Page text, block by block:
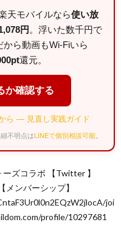
天モバイルなら使い放
円 。浮いた数千円で
ら動画もWi-Fiいら
還元。
か確認する
ら — 見直し実践ガイド
不明点はLINEで個別相談可能
ズコラボ 【Twitter 】
ンバーシップ】
joi
profile/10297681